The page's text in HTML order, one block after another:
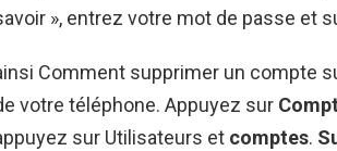
», entrez votre mot de passe et
Comment supprimer un compte
votre téléphone. Appuyez sur
sur Utilisateurs et comptes.